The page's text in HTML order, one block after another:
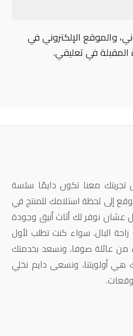
والموقع الإلكتروني في
المقبلة في تعليقي.
تجربتك معنا تكون دايمًا سلسة
إلى لحظة استلامك للمنتج في
عشان نوفر لك أثاث أنيق وجودة
البال. سواء كنت تطلب لأول
من عائلة صوفا، ونسعد بخدمتك
أولويتنا، ونسعى دايم نخلي